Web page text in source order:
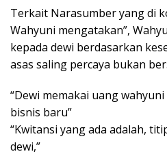
Terkait Narasumber yang di
Wahyuni mengatakan”,
kepada dewi berdasarkan
asas saling percaya bukan
“Dewi memakai uang
bisnis baru”
“Kwitansi yang ada adalah,
dewi,”